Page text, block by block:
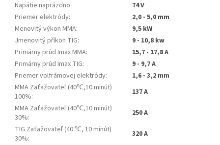
Napätie naprázdno:
74 V
Priemer elektródy:
2,0 - 5,0 mm
Menovitý výkon MMA:
9,5 kW
Jmenovitý příkon TIG:
9 - 10,8 kw
Primárny prúd Imax MMA:
15,7 - 17,8 A
Primárny prúd Imax TIG:
9 - 9,7 A
Priemer volfrámovej elektródy:
1,6 - 3,2 mm
MMA Zaťažovateľ (40℃,10 minút)
100%:
137 A
MMA Zaťažovateľ (40℃,10 minút)
30%:
250 A
TIG Zaťažovateľ (40 ℃, 10 minút)
30%:
320 A